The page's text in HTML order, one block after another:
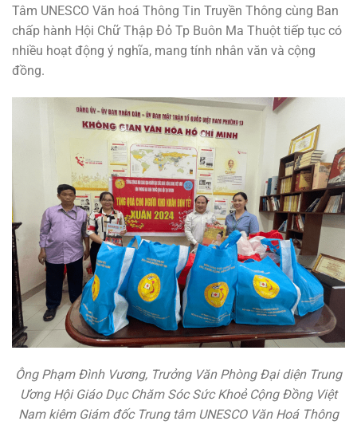
Tâm UNESCO Văn hoá Thông Tin Truyền Thông cùng Ban
chấp hành Hội Chữ Thập Đỏ Tp Buôn Ma Thuột tiếp tục có
nhiều hoạt động ý nghĩa, mang tính nhân văn và cộng
đồng.
Ông Phạm Đình Vương, Trưởng Văn Phòng Đại diện Trung
Ương Hội Giáo Dục Chăm Sóc Sức Khoẻ Cộng Đồng Việt
Nam kiêm Giám đốc Trung tâm UNESCO Văn Hoá Thông